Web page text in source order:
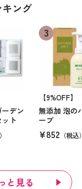
ング
デン
ト
【9%OFF】
無添加 泡の
ープ
¥852 （税込
と見る